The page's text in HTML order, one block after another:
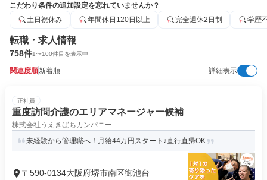
こだわり条件の追加設定を忘れていませんか？
土日祝休み
年間休日120日以上 完全週休2日制 学歴
転職・求人情報
758件1〜100件目を表示中
関連度順新着順 詳細表示
正社員
重度訪問介護のエリアマネージャー候補
株式会社うえきばちカンパニー
未経験から管理職へ！月給44万円スタート♪直行直帰OK
〒590-0134大阪府堺市南区御池台